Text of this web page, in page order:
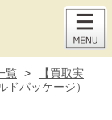
覧 >
【買取実
パッケージ）